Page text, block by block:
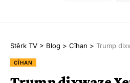
Stêrk TV > Blog > Cîhan > Trump
CÎHAN